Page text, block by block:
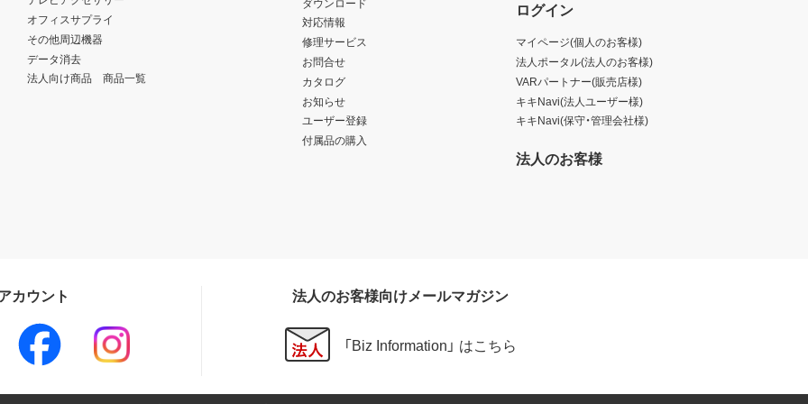
オフィスサプライ
その他周辺機器
データ消去
法人向け商品 商品一覧
対応情報
修理サービス
お問合せ
カタログ
お知らせ
ユーザー登録
付属品の購入
ログイン
マイページ(個人のお客様)
法人ポータル(法人のお客様)
VARパートナー(販売店様)
キキNavi(法人ユーザー様)
キキNavi(保守・管理会社様)
法人のお客様
カウント 法人のお客様向けメールマガジン
「Biz Information」 はこちら